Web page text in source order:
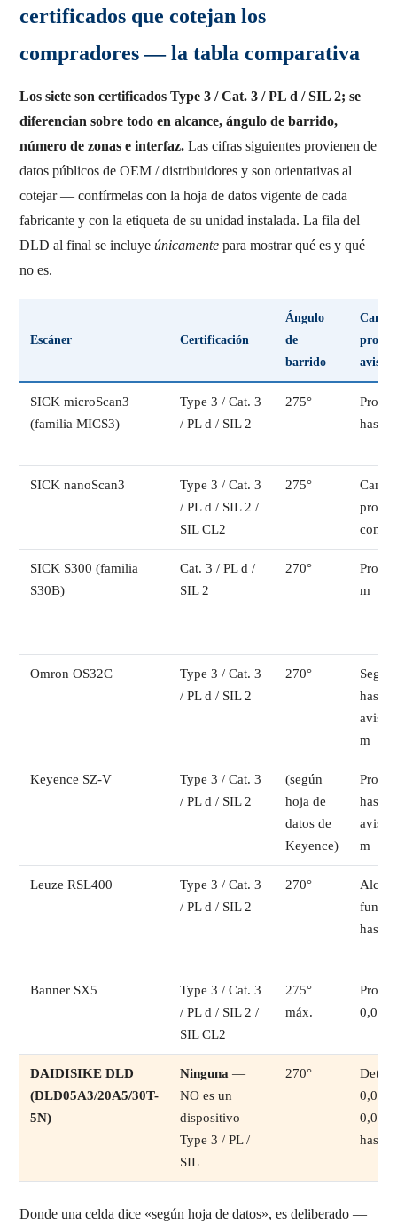
certificados que cotejan los
compradores — la tabla comparativa
Los siete son certificados Type 3 / Cat. 3 / PL d / SIL 2; se
diferencian sobre todo en alcance, ángulo de barrido,
número de zonas e interfaz. Las cifras siguientes provienen de
datos públicos de OEM / distribuidores y son orientativas al
cotejar — confírmelas con la hoja de datos vigente de cada
fabricante y con la etiqueta de su unidad instalada. La fila del
DLD al final se incluye únicamente para mostrar qué es y qué
no es.
Escáner Certificación
Ángulo
de
barrido
aviso
SICK microScan3
(familia MICS3)
Type 3 / Cat. 3
/ PL d / SIL 2
275°
hasta
SICK nanoScan3
Type 3 / Cat. 3
/ PL d / SIL 2 /
SIL CL2
275°
SICK S300 (familia
S30B)
Cat. 3 / PL d /
SIL 2
270°
m
Omron OS32C
Type 3 / Cat. 3
/ PL d / SIL 2
270°
hasta
aviso
m
Keyence SZ-V
Type 3 / Cat. 3
/ PL d / SIL 2
(según
hoja de
datos de
Keyence)
hasta
aviso
m
Leuze RSL400
Type 3 / Cat. 3
/ PL d / SIL 2
270°
hasta
Banner SX5
Type 3 / Cat. 3
/ PL d / SIL 2 /
SIL CL2
275°
máx.
DAIDISIKE DLD
(DLD05A3/20A5/30T-
5N)
Ninguna —
NO es un
dispositivo
Type 3 / PL /
SIL
270°
hasta
Donde una celda dice «según hoja de datos», es deliberado —